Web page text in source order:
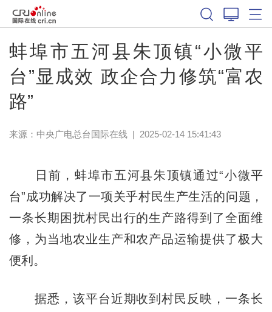
蚌埠市五河县朱顶镇“小微平
台”显成效 政企合力修筑“富农
路”
来源：中央广电总台国际在线| 2025-02-14 15:41:43
日前，蚌埠市五河县朱顶镇通过“小微平
台”成功解决了一项关乎村民生产生活的问题，
一条长期困扰村民出行的生产路得到了全面维
修，为当地农业生产和农产品运输提供了极大
便利。
据悉，该平台近期收到村民反映，一条长